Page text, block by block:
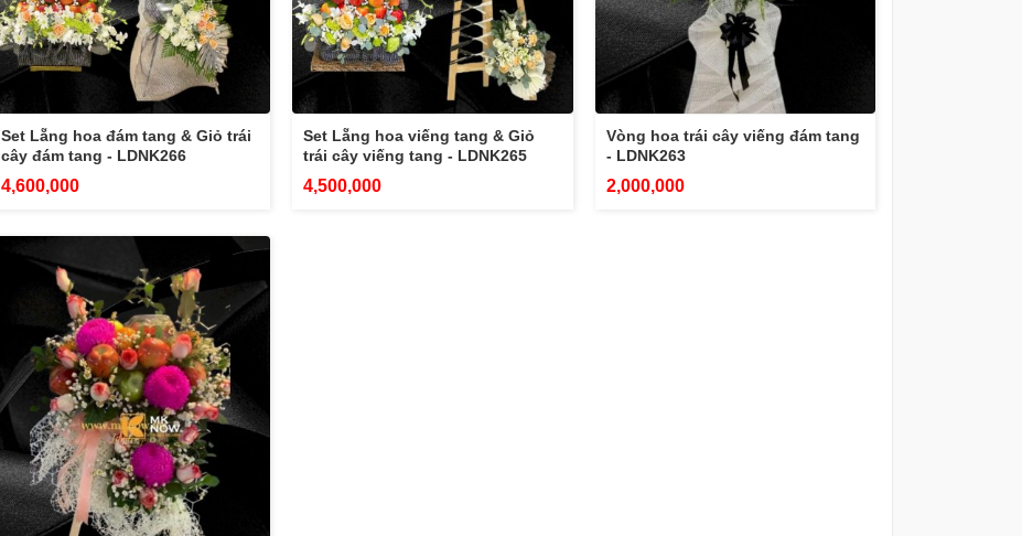
Set Lẵng hoa đám tang & Giỏ trái
cây đám tang - LDNK266
4,600,000
Set Lẵng hoa viếng tang & Giỏ
trái cây viếng tang - LDNK265
4,500,000
Vòng hoa trái cây viếng đám tang
- LDNK263
2,000,000